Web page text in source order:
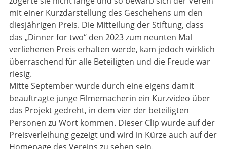
mit einer Kurzdarstellung des Geschehens um den
diesjährigen Preis. Die Mitteilung der Stiftung, dass
das „Dinner for two“ den 2023 zum neunten Mal
verliehenen Preis erhalten werde, kam jedoch wirk­lich
überraschend für alle Beteiligten und die Freude war
riesig.
Mitte September wurde durch eine eigens damit
beauftragte junge Filmemacherin ein Kurzvideo über
das Projekt gedreht, in dem vier der beteiligten
Personen zu Wort kommen. Dieser Clip wurde auf der
Preisverleihung gezeigt und wird in Kürze auch auf der